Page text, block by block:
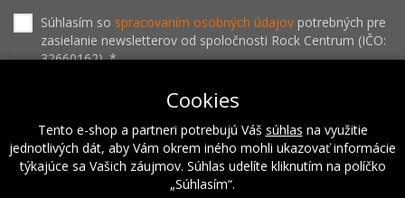
Súhlasím so spracovaním osobných údajov potrebných pre
zasielanie newsletterov od spoločnosti Rock Centrum (IČO:
32660162). *
O nás Naše hodnoty Inštalácie
Referencie
Kalendár podujatí
Kontakt
Cookies
Tento e-shop a partneri potrebujú Váš súhlas na využitie
jednotlivých dát, aby Vám okrem iného mohli ukazovať informácie
týkajúce sa Vašich záujmov. Súhlas udelíte kliknutím na políčko
„Súhlasím“.